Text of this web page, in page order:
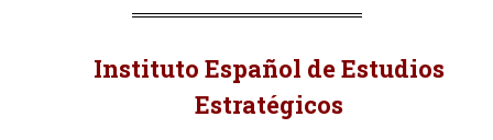
Instituto Español de Estudios
Estratégicos